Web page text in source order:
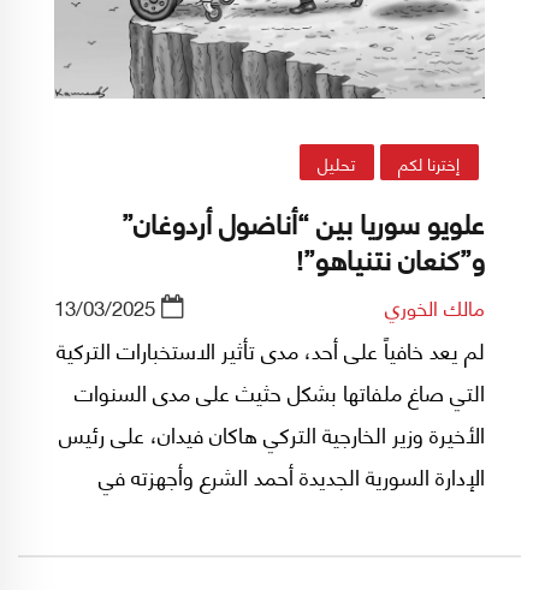
إخترنا لكم تحليل
علويو سوريا بين “أناضول أردوغان”
و”كنعان نتنياهو”!
مالك الخوري 13/03/2025
لم يعد خافياً على أحد، مدى تأثير الاستخبارات التركية
التي صاغ ملفاتها بشكل حثيث على مدى السنوات
الأخيرة وزير الخارجية التركي هاكان فيدان، على رئيس
الإدارة السورية الجديدة أحمد الشرع وأجهزته في
جبل قاسيون إلى جانب مدير الأمن التركي السابق